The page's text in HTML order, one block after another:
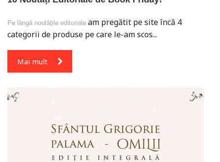
Pe lângă noutățile editoriale am pregătit pe site încă 4
categorii de produse pe care le-am scos...
Mai mult